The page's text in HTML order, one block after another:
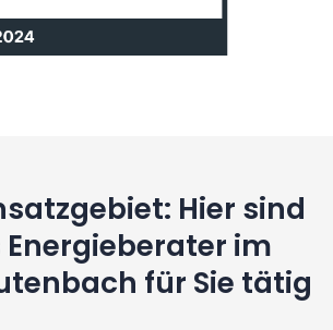
Hier sind
im
für Sie tätig